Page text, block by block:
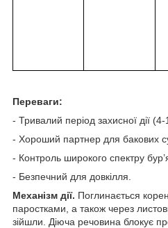
Переваги:
- Тривалий період захисної дії (4-
- Хороший партнер для бакових
- Контроль широкого спектру
- Безпечний для довкілля.
Механізм дії. Поглинається
паростками, а також через
зійшли. Діюча речовина блокує